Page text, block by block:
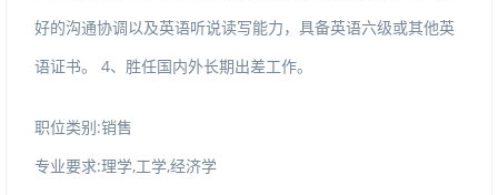
好的沟通协调以及英语听说读写能力，具备英语六级或其他英
语证书。4、胜任国内外长期出差工作。
职位类别:销售
专业要求:理学,工学,经济学